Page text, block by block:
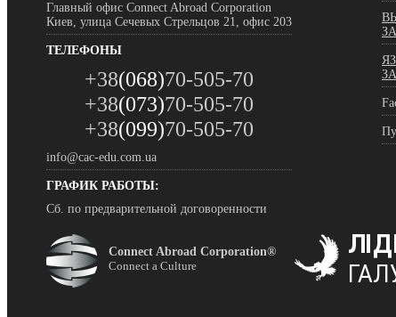
Главный офис Connect Abroad Corporation
Киев, улица Сечевых Стрельцов 21, офис 203
ТЕЛЕФОНЫ
+38(068)70-505-70
+38(073)70-505-70
+38(099)70-505-70
info@cac-edu.com.ua
ГРАФИК РАБОТЫ:
Сб. по предварительной договоренности
Connect Abroad Corporation®
Connect a Culture